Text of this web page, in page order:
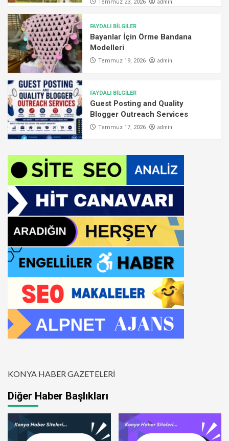
Temmuz 23, 2026
FAYDALI BİLGİLER
Bayanlar İçin Örme Bandana
Modelleri
Temmuz 19, 2026 admin
FAYDALI BİLGİLER
Guest Posting and Quality
Blogger Outreach Services
Temmuz 17, 2026 admin
KONYA HABER GAZETELERİ
Diğer Haber Başlıkları